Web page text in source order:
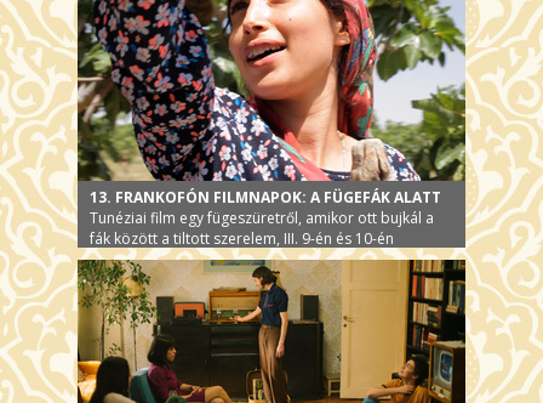
13. FRANKOFÓN FILMNAPOK: A FÜGEFÁK ALATT
Tunéziai film egy fügeszüretről, amikor ott bujkál a
fák között a tiltott szerelem, III. 9-én és 10-én